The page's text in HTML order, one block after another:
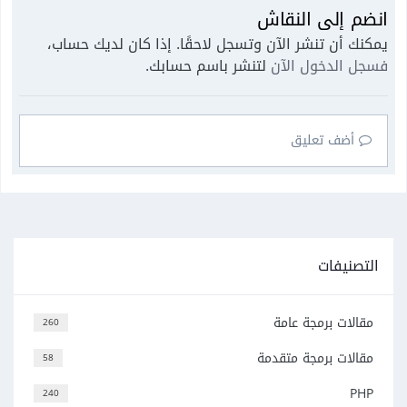
انضم إلى النقاش
يمكنك أن تنشر الآن وتسجل لاحقًا. إذا كان لديك حساب،
فسجل الدخول الآن لتنشر باسم حسابك.
أضف تعليق
التصنيفات
260 مقالات برمجة عامة
58 مقالات برمجة متقدمة
240 PHP